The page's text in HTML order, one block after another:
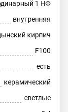
1 НФ
внутренняя
кирпич
F100
есть
керамический
светлые